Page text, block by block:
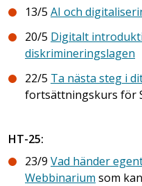
13/5 AI och
20/5 Digitalt
diskrimineringslagen
22/5 Ta nästa steg i
fortsättningskurs för
HT-25:
23/9 Vad händer
Webbinarium som